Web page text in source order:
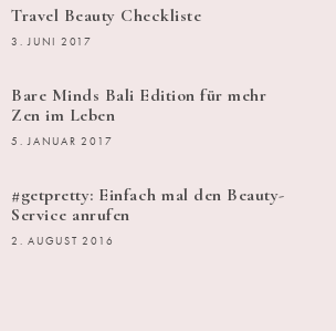
Travel Beauty Checkliste
3. JUNI 2017
Bare Minds Bali Edition für mehr
Zen im Leben
5. JANUAR 2017
#getpretty: Einfach mal den Beauty-
Service anrufen
2. AUGUST 2016